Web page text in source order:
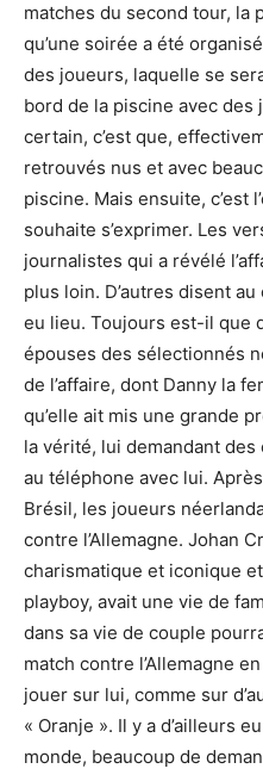
matches du second tour, la
qu’une soirée a été
des joueurs, laquelle se
bord de la piscine avec
certain, c’est que,
retrouvés nus et avec
piscine. Mais ensuite, c’est
souhaite s’exprimer. Les
journalistes qui a révélé
plus loin. D’autres disent
eu lieu. Toujours est-il que
épouses des sélectionnés
de l’affaire, dont Danny la
qu’elle ait mis une grande
la vérité, lui demandant
au téléphone avec lui.
Brésil, les joueurs
contre l’Allemagne. Johan
charismatique et iconique
playboy, avait une vie de
dans sa vie de couple
match contre l’Allemagne
jouer sur lui, comme sur
« Oranje ». Il y a d’ailleurs
monde, beaucoup de